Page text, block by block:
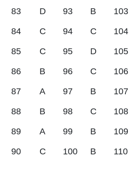
83 D 93 B 103
84 C 94 C 104
85 C 95 D 105
86 B 96 C 106
87 A 97 B 107
88 B 98 C 108
89 A 99 B 109
90 C 100 B 110